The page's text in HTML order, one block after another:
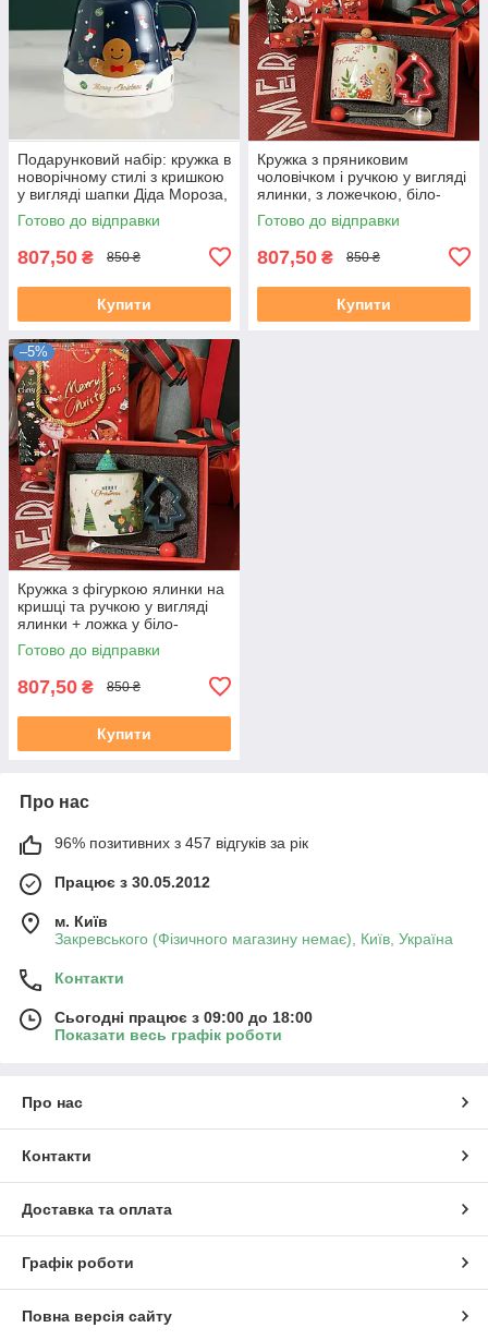
Подарунковий набір: кружка в
новорічному стилі з кришкою
у вигляді шапки Діда Мороза,
темно синя, з ложечкою
Готово до відправки
807,50 ₴ 850 ₴
Купити
Кружка з пряниковим
чоловічком і ручкою у вигляді
ялинки, з ложечкою, біло-
червона, у подарунковій
упаковці
Готово до відправки
807,50 ₴ 850 ₴
Купити
–5%
Кружка з фігуркою ялинки на
кришці та ручкою у вигляді
ялинки + ложка у біло-
зеленому кольорі.
Подарункова упаковка
Готово до відправки
807,50 ₴ 850 ₴
Купити
Про нас
96% позитивних з 457 відгуків за рік
Працює з 30.05.2012
м. Київ
Закревського (Фізичного магазину немає), Київ, Україна
Контакти
Сьогодні працює з 09:00 до 18:00
Показати весь графік роботи
Про нас
Контакти
Доставка та оплата
Графік роботи
Повна версія сайту